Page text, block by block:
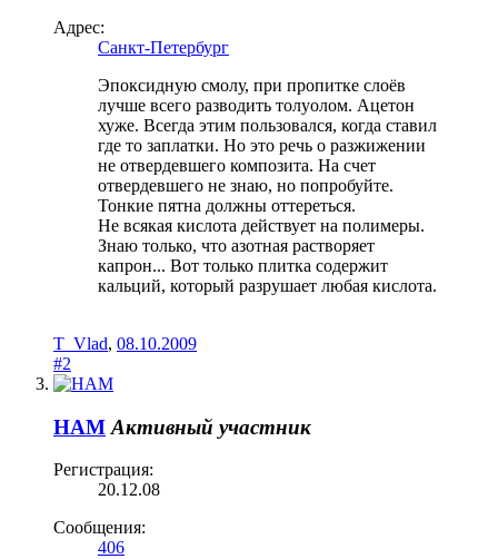
Адрес:
Санкт-Петербург
Эпоксидную смолу, при пропитке слоёв
лучше всего разводить толуолом. Ацетон
хуже. Всегда этим пользовался, когда ставил
где то заплатки. Но это речь о разжижении
не отвердевшего композита. На счет
отвердевшего не знаю, но попробуйте.
Тонкие пятна должны оттереться.
Не всякая кислота действует на полимеры.
Знаю только, что азотная растворяет
капрон... Вот только плитка содержит
кальций, который разрушает любая кислота.
T_Vlad, 08.10.2009
#2
HAM Активный участник
Регистрация:
20.12.08
Сообщения:
406